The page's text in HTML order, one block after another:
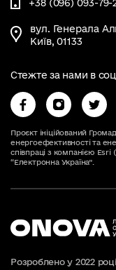
Проєкт ініційований
енергоефективності та
співпраці з компанією
“Електронна Україна”.
+38 (096) 093-79-
вул. Генерала
Київ, 01133
Стежте за нами в
Розроблено у 2022